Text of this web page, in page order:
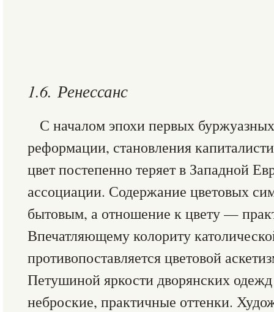
1.6. Ренессанс
С началом эпохи первых
реформации, становления
цвет постепенно теряет в Западной
ассоциации. Содержание цветовых
бытовым, а отношение к цвету —
Впечатляющему колориту
противопоставляется цветовой
Петушиной яркости дворянских
неброские, практичные оттенки.